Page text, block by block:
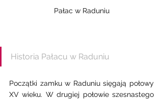
Pałac w Raduniu
Historia Pałacu w Raduniu
Początki zamku w Raduniu sięgają połowy
XV wieku. W drugiej połowie szesnastego